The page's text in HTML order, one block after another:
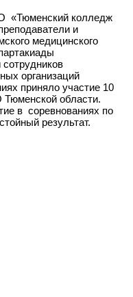
«Тюменский колледж
и
медицинского
организаций
приняло участие 10
области.
в соревнованиях по
результат.